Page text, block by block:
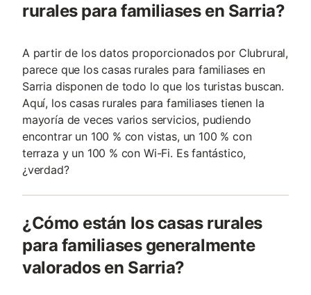
rurales para familiases en Sarria?
A partir de los datos proporcionados por Clubrural,
parece que los casas rurales para familiases en
Sarria disponen de todo lo que los turistas buscan.
Aquí, los casas rurales para familiases tienen la
mayoría de veces varios servicios, pudiendo
encontrar un 100 % con vistas, un 100 % con
terraza y un 100 % con Wi-Fi. Es fantástico,
¿verdad?
¿Cómo están los casas rurales
para familiases generalmente
valorados en Sarria?